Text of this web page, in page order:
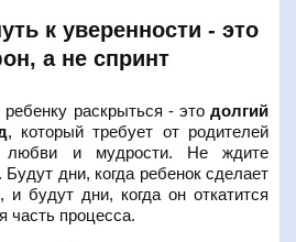
к уверенности - это
а не спринт
раскрыться - это долгий
, который требует от родителей
любви и мудрости. Не ждите
дни, когда ребенок сделает
и будут дни, когда он откатится
часть процесса.